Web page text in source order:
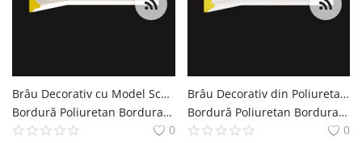
Brâu Decorativ cu Model Sculptat din Poliuretan 11x2 cm
Bordură Poliuretan Bordura Brau Decoratiuni Casa polure
0
Brâu Decorativ din Poliuretan cu Model Floral 11 cm
Bordură Poliuretan Bordura Brau Decoratiuni Casa polure
0